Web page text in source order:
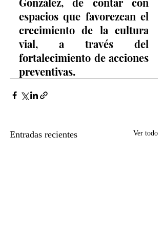
espacios que favorezcan el
crecimiento de la cultura
vial, a través del
fortalecimiento de acciones
preventivas.
Entradas recientes Ver todo